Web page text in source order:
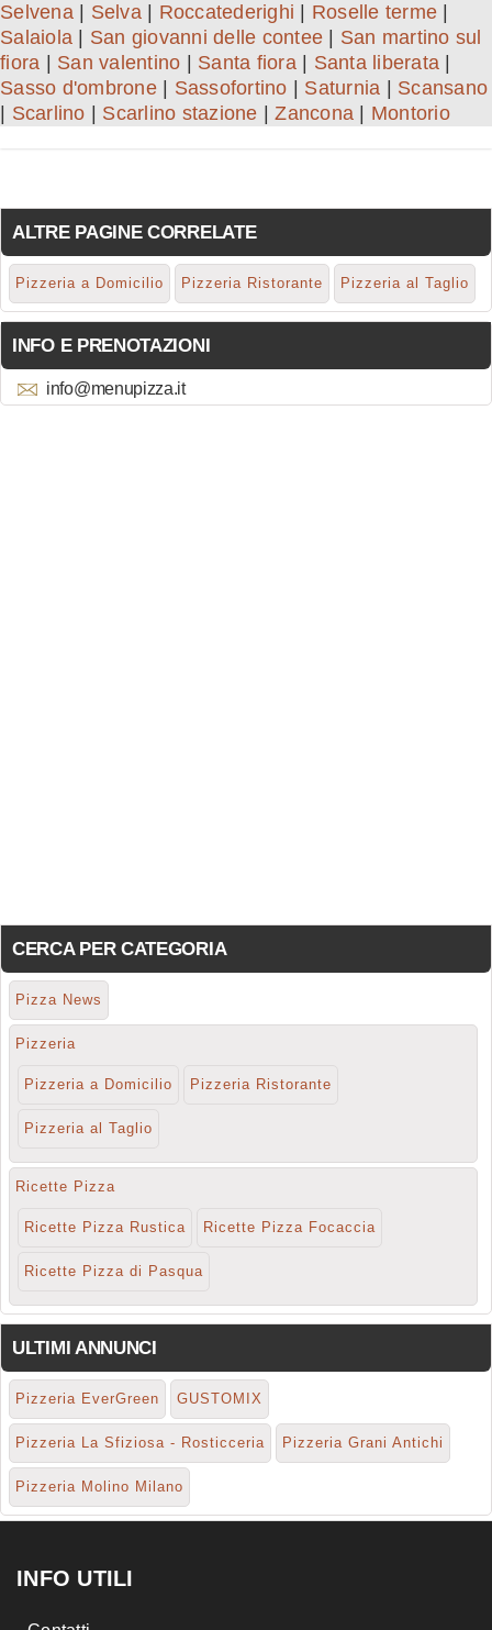
Selvena| Selva| Roccatederighi Roselle terme
Salaiola
San giovanni delle contee
San martino sul
fiora
San valentino Santa fiora| Santa liberata
Sasso d'ombrone| Sassofortino Saturnia
Scansano
Scarlino Scarlino stazione |Zancona Montorio
ALTRE PAGINE CORRELATE
Pizzeria a Domicilio Pizzeria Ristorante Pizzeria al Taglio
INFO E PRENOTAZIONI
info@menupizza.it
CERCA PER CATEGORIA
Pizza News
Pizzeria
Pizzeria a Domicilio Pizzeria Ristorante
Pizzeria al Taglio
Ricette Pizza
Ricette Pizza Rustica Ricette Pizza Focaccia
Ricette Pizza di Pasqua
ULTIMI ANNUNCI
Pizzeria EverGreen GUSTOMIX
Pizzeria La Sfiziosa - Rosticceria Pizzeria Grani Antichi
Pizzeria Molino Milano
INFO UTILI